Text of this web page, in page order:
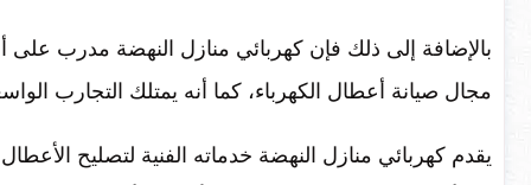
بالإضافة إلى ذلك فإن كهربائي منازل النهضة مدرب على
مجال صيانة أعطال الكهرباء، كما أنه يمتلك التجارب
يقدم كهربائي منازل النهضة خدماته الفنية لتصليح